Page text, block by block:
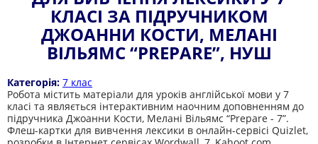
КЛАСІ ЗА ПІДРУЧНИКОМ
ДЖОАННИ КОСТИ, МЕЛАНІ
ВІЛЬЯМС “PREPARE”, НУШ
Категорія: 7 клас
Робота містить матеріали для уроків англійської мови у 7
класі та являється інтерактивним наочним доповненням до
підручника Джоанни Кости, Мелані Вільямс “Prepare - 7”.
Флеш-картки для вивчення лексики в онлайн-сервісі Quizlet,